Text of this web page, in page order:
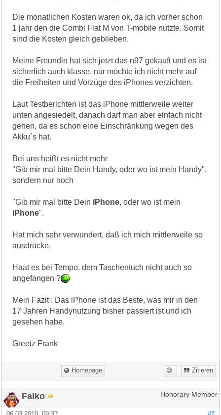
Die monatlichen Kosten waren ok, da ich vorher schon
1 jahr den die Combi Flat M von T-mobile nutzte. Somit
sind die Kosten gleich geblieben.
Meine Freundin hat sich jetzt das n97 gekauft und es ist
sicherlich auch klasse, nur möchte ich nicht mehr auf
die Freiheiten und Vorzüge des iPhones verzichten.
Laut Testberichten ist das iPhone mittlerweile weiter
unten angesiedelt, danach darf man aber einfach nicht
gehen, da es schon eine Einschränkung wegen des
Akku´s hat.
Bei uns heißt es nicht mehr
"Gib mir mal bitte Dein Handy, oder wo ist mein Handy",
sondern nur noch
"Gib mir mal bitte Dein iPhone, oder wo ist mein
iPhone".
Hat mich sehr verwundert, daß ich mich mittlerweile so
ausdrücke.
Haat es bei Tempo, dem Taschentuch nicht auch so
angefangen ?
Mein Fazit : Das iPhone ist das Beste, was mir in den
17 Jahren Handynutzung bisher passiert ist und ich
gesehen habe.
Greetz Frank
Homepage Zitieren
Falko Honorary Member